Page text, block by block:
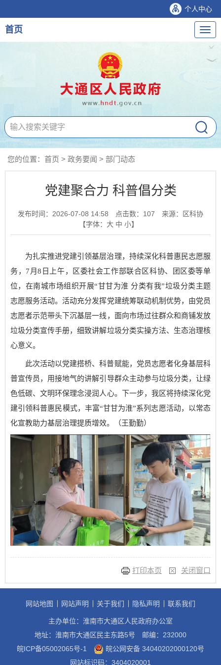
个人中心
导
航
首页
您的位置： 首页 > 政务要闻 > 部门动态
党建聚合力 科普倡分类
发布时间：2026-07-08 14:58 点击数： 107
来源：区科协
【字体： 大 中 小】
为扎实推进党建引领基层治理，持续深化科普惠民志愿服
务，7月8日上午，区委社会工作部联合区科协、团区委等单
位，在南城市场组织开展“甘甘为淮 分类有我”垃圾分类主题
志愿服务活动。活动充分发挥党建统筹联动机制优势，由党员
志愿者示范带头下沉基层一线，面向市场过往群众和商铺发放
垃圾分类宣传手册，细致讲解垃圾分类实操方法、生态治理核
心意义。
此次活动以党建搭桥、科普赋能，党员志愿者化身基层科
普宣传员，用接地气的讲解引导群众主动参与垃圾分类，让绿
色低碳、文明环保理念浸润人心。下一步，我区将持续深化党
建引领科普惠民模式，丰富“甘甘为淮”系列志愿活动，以常态
化宣教助力基层治理提质增效。（王勤勤）
打印本页 关闭窗口
网站地图 网站声明 关于我们 隐私声明 联系我们
主办单位：淮南市大通区人民政府办公室
地址：淮南市大通区民主东路5号
邮编：232000
皖ICP备05002065号-1
皖公网安备 34040202000120号
网站标识码：3404020001